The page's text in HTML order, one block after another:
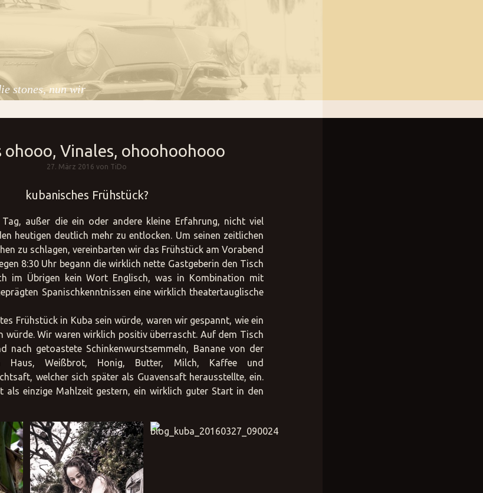
kuba/wp-uploads/nggallery/14/KUBA-000---Blog-
stones, nun wir
ohooo, Vinales, ohoohoohooo
27. März 2016 von TiDo
kubanisches Frühstück?
außer die ein oder andere kleine Erfahrung, nicht viel
heutigen deutlich mehr zu entlocken. Um seinen zeitlichen
zu schlagen, vereinbarten wir das Frühstück am Vorabend
8:30 Uhr begann die wirklich nette Gastgeberin den Tisch
im Übrigen kein Wort Englisch, was in Kombination mit
Spanischkenntnissen eine wirklich theatertauglische
Frühstück in Kuba sein würde, waren wir gespannt, wie ein
würde. Wir waren wirklich positiv überrascht. Auf dem Tisch
nach getoastete Schinkenwurstsemmeln, Banane von der
Haus, Weißbrot, Honig, Butter, Milch, Kaffee und
welcher sich später als Guavensaft herausstellte, ein.
als einzige Mahlzeit gestern, ein wirklich guter Start in den